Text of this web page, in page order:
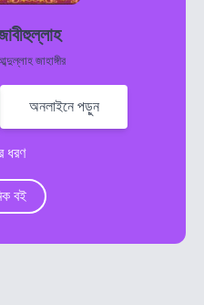
জাহাঙ্গীর
অনলাইনে পড়ুন
ধরণ
বই